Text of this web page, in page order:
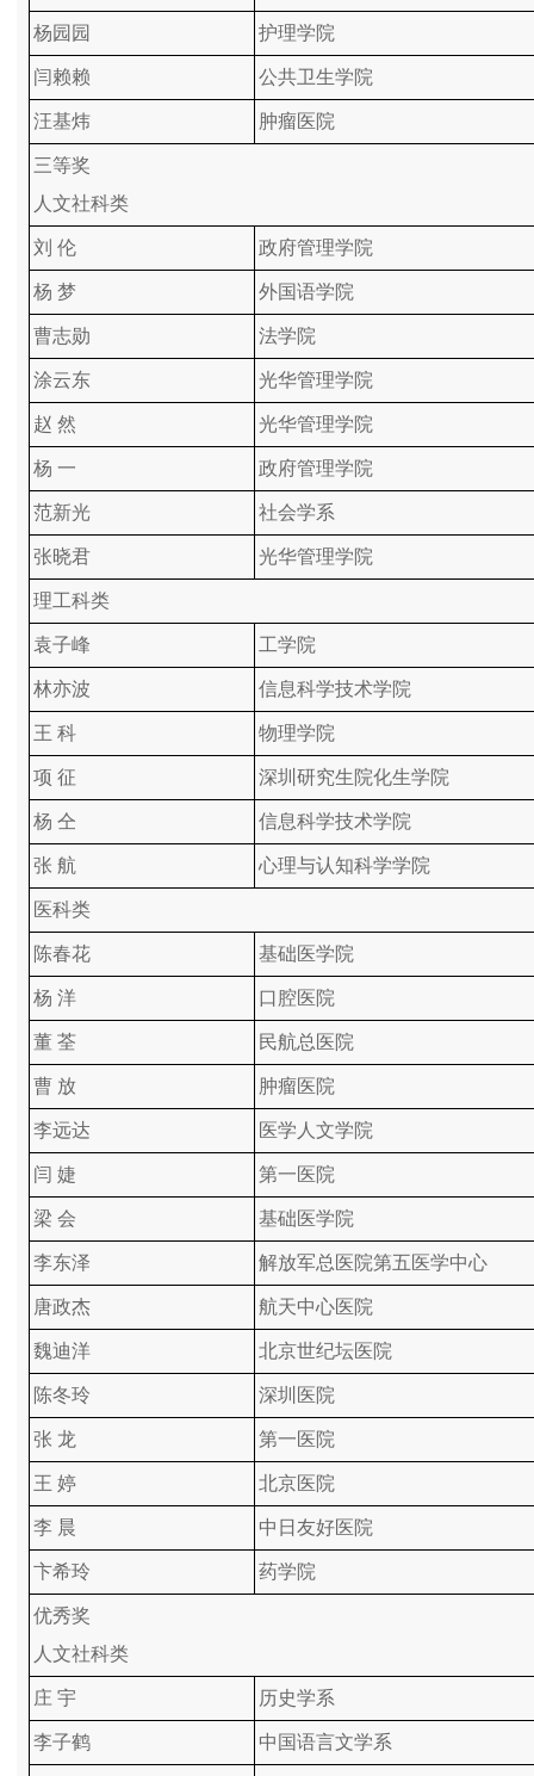
杨园园 护理学院
闫赖赖 公共卫生学院
汪基炜 肿瘤医院
三等奖
人文社科类
刘 伦 政府管理学院
杨 梦 外国语学院
曹志勋 法学院
涂云东 光华管理学院
赵 然 光华管理学院
杨 一 政府管理学院
范新光 社会学系
张晓君 光华管理学院
理工科类
袁子峰 工学院
林亦波 信息科学技术学院
王 科 物理学院
项 征 深圳研究生院化生学院
杨 仝 信息科学技术学院
张 航 心理与认知科学学院
医科类
陈春花 基础医学院
杨 洋 口腔医院
董 荃 民航总医院
曹 放 肿瘤医院
李远达 医学人文学院
闫 婕 第一医院
梁 会 基础医学院
李东泽 解放军总医院第五医学中心
唐政杰 航天中心医院
魏迪洋 北京世纪坛医院
陈冬玲 深圳医院
张 龙 第一医院
王 婷 北京医院
李 晨 中日友好医院
卞希玲 药学院
优秀奖
人文社科类
庄 宇 历史学系
李子鹤 中国语言文学系